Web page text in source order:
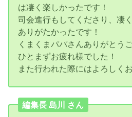
は凄く楽しかったです！
司会進行もしてくださり、凄
ありがたかったです！
くまくまパパさんありがとう
ひとまずお疲れ様でした！
また行われた際にはよろしく
編集長 島川 さん